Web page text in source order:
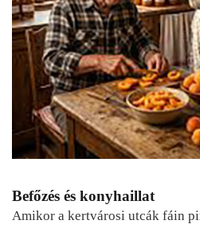
Befőzés és konyhaillat
Amikor a kertvárosi utcák fáin